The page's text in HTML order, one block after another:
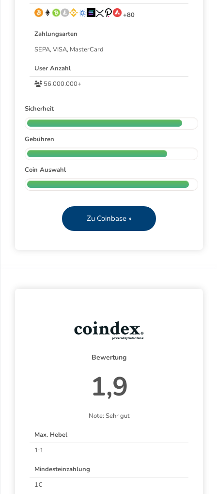
+80
Zahlungsarten
SEPA, VISA, MasterCard
User Anzahl
56.000.000+
Sicherheit
Gebühren
Coin Auswahl
Zu Coinbase »
Bewertung
1,9
Note: Sehr gut
Max. Hebel
1:1
Mindesteinzahlung
1€